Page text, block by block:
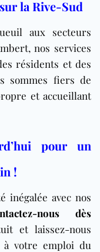
la Rive-Sud
aux secteurs
nos services
résidents et des
sommes fiers de
et accueillant
pour un
!
inégalée avec nos
nous dès
et laissez-nous
à votre emploi du